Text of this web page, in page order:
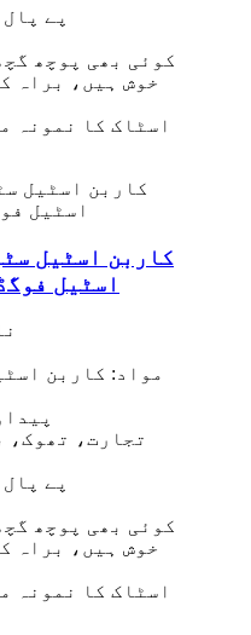
ادائیگی: T/T، L/C، پے پال
کوئی بھی پوچھ
خوش ہیں، براہ
اسٹاک کا نمونہ
اسٹیل
مواد: کاربن
ادائیگی: T/T، L/C، پے پال
کوئی بھی پوچھ
خوش ہیں، براہ
اسٹاک کا نمونہ